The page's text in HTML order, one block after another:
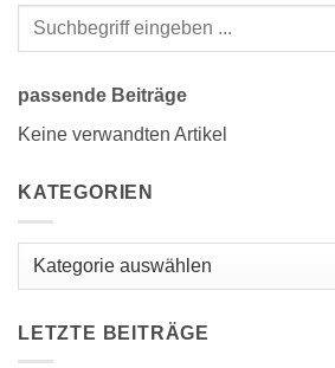
passende Beiträge
Keine verwandten Artikel
KATEGORIEN
Kategorien
LETZTE BEITRÄGE